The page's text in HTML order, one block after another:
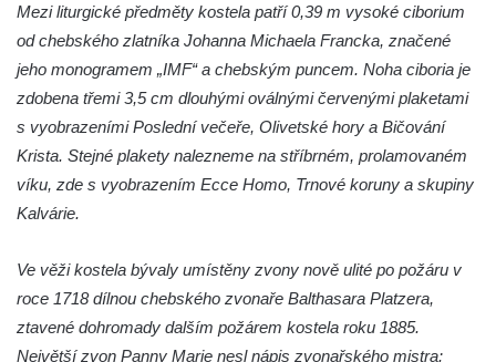
Skalní kaple Navštívení Panny Marie v
Dolní Chřibské
Skalní kaple svatého Antonína v Antonínově
údolí u Mařenic
Skalní kaple nad Hamerským potokem v
Antonínově údolí u Mařenic
Prysku
Skalní kaple v zahradě domu čp. 48 za
kostelem svatých Petra a Pavla v Horním
Mezi liturgické předměty kostela patří 0,39 m vysoké ciborium
od chebského zlatníka Johanna Michaela Francka, značené
jeho monogramem „IMF“ a chebským puncem. Noha ciboria je
zdobena třemi 3,5 cm dlouhými oválnými červenými plaketami
s vyobrazeními Poslední večeře, Olivetské hory a Bičování
Krista. Stejné plakety nalezneme na stříbrném, prolamovaném
víku, zde s vyobrazením Ecce Homo, Trnové koruny a skupiny
Kalvárie.
Ve věži kostela bývaly umístěny zvony nově ulité po požáru v
roce 1718 dílnou chebského zvonaře Balthasara Platzera,
ztavené dohromady dalším požárem kostela roku 1885.
Největší zvon Panny Marie nesl nápis zvonařského mistra: